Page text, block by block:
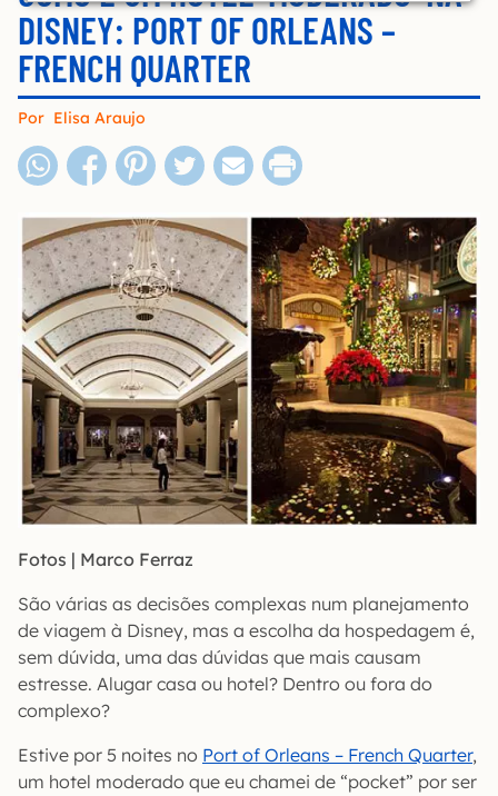
DISNEY: PORT OF ORLEANS –
FRENCH QUARTER
Por Elisa Araujo
Fotos | Marco Ferraz
São várias as decisões complexas num planejamento
de viagem à Disney, mas a escolha da hospedagem é,
sem dúvida, uma das dúvidas que mais causam
estresse. Alugar casa ou hotel? Dentro ou fora do
complexo?
Estive por 5 noites no Port of Orleans – French Quarter,
um hotel moderado que eu chamei de “pocket” por ser